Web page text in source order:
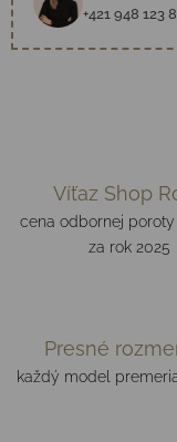
+421 948 123
Víťaz Shop
cena odbornej poroty
za rok 2025
Presné
každý model